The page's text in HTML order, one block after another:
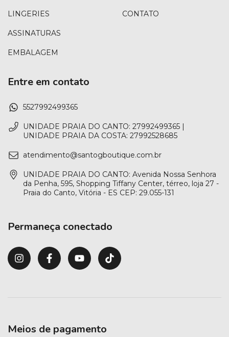
LINGERIES
ASSINATURAS
EMBALAGEM
CONTATO
Entre em contato
5527992499365
UNIDADE PRAIA DO CANTO: 27992499365 |
UNIDADE PRAIA DA COSTA: 27992528685
atendimento@santogboutique.com.br
UNIDADE PRAIA DO CANTO: Avenida Nossa Senhora
da Penha, 595, Shopping Tiffany Center, térreo, loja 27 -
Praia do Canto, Vitória - ES CEP: 29.055-131
Permaneça conectado
Meios de pagamento